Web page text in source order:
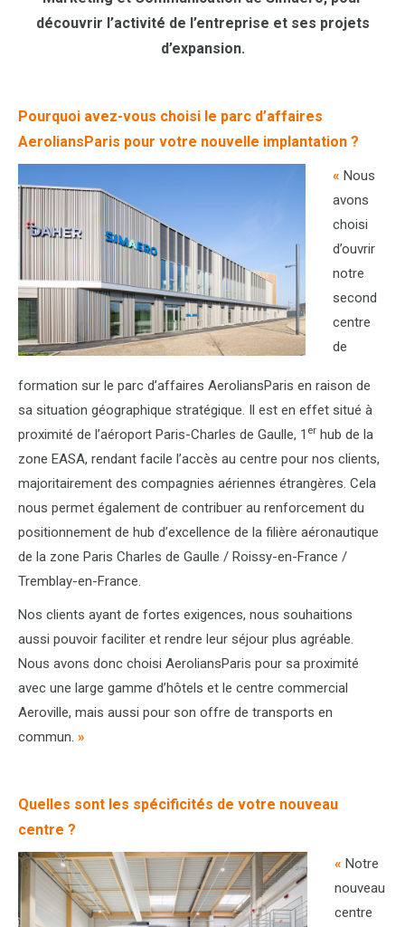
découvrir l’activité de l’entreprise et ses projets
d’expansion.
Pourquoi avez-vous choisi le parc d’affaires
AeroliansParis pour votre nouvelle implantation ?
« Nous
avons
choisi
d’ouvrir
notre
second
centre
de
formation sur le parc d’affaires AeroliansParis en raison de
sa situation géographique stratégique. Il est en effet situé à
proximité de l’aéroport Paris-Charles de Gaulle, 1 er hub de la
zone EASA, rendant facile l’accès au centre pour nos clients,
majoritairement des compagnies aériennes étrangères. Cela
nous permet également de contribuer au renforcement du
positionnement de hub d’excellence de la filière aéronautique
de la zone Paris Charles de Gaulle / Roissy-en-France /
Tremblay-en-France.
Nos clients ayant de fortes exigences, nous souhaitions
aussi pouvoir faciliter et rendre leur séjour plus agréable.
Nous avons donc choisi AeroliansParis pour sa proximité
avec une large gamme d’hôtels et le centre commercial
Aeroville, mais aussi pour son offre de transports en
commun. »
Quelles sont les spécificités de votre nouveau
centre ?
« Notre
nouveau
centre